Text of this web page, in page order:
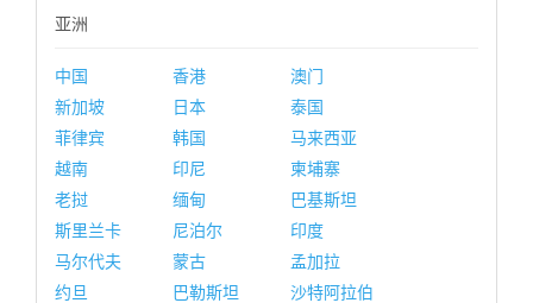
亚洲
中国 香港
澳门
新加坡
日本
泰国
菲律宾
韩国
马来西亚
越南
印尼
柬埔寨
老挝
缅甸
巴基斯坦
斯里兰卡
尼泊尔
印度
马尔代夫
蒙古
孟加拉
约旦
巴勒斯坦
沙特阿拉伯